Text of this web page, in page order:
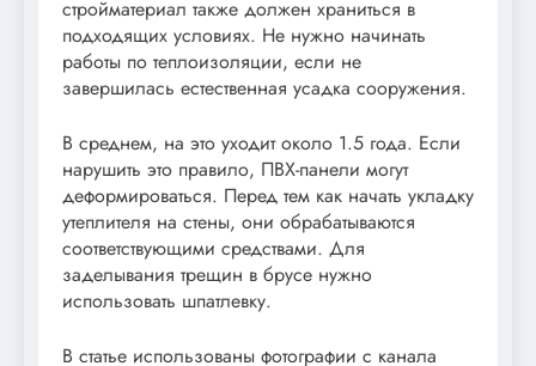
стройматериал также должен храниться в
подходящих условиях. Не нужно начинать
работы по теплоизоляции, если не
завершилась естественная усадка сооружения.
В среднем, на это уходит около 1.5 года. Если
нарушить это правило, ПВХ-панели могут
деформироваться. Перед тем как начать укладку
утеплителя на стены, они обрабатываются
соответствующими средствами. Для
заделывания трещин в брусе нужно
использовать шпатлевку.
В статье использованы фотографии с канала